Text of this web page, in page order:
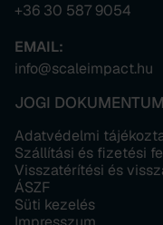
+36 30 587 9054
EMAIL:
info@scaleimpact.hu
JOGI
Adatvédelmi
Szállítási és fizetési
Visszatérítési és
ÁSZF
Süti kezelés